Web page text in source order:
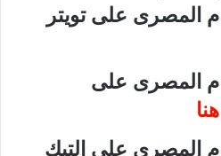
المصرى على تويتر
المصرى على
المصرى على التيك